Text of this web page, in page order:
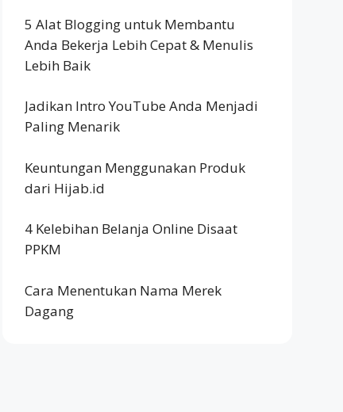
5 Alat Blogging untuk Membantu
Anda Bekerja Lebih Cepat & Menulis
Lebih Baik
Jadikan Intro YouTube Anda Menjadi
Paling Menarik
Keuntungan Menggunakan Produk
dari Hijab.id
4 Kelebihan Belanja Online Disaat
PPKM
Cara Menentukan Nama Merek
Dagang